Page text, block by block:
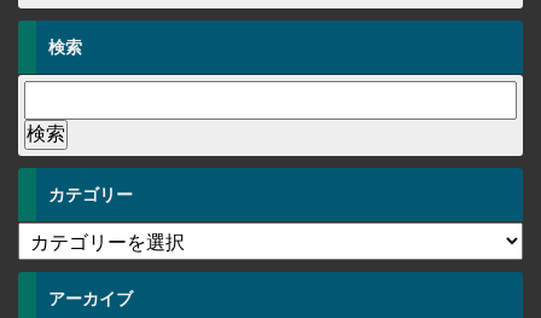
検索
カテゴリー
アーカイブ